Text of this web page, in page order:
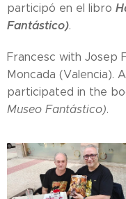
participó en el libro
Fantástico).
Francesc with Josep
Moncada (Valencia).
participated in the
Museo Fantástico).